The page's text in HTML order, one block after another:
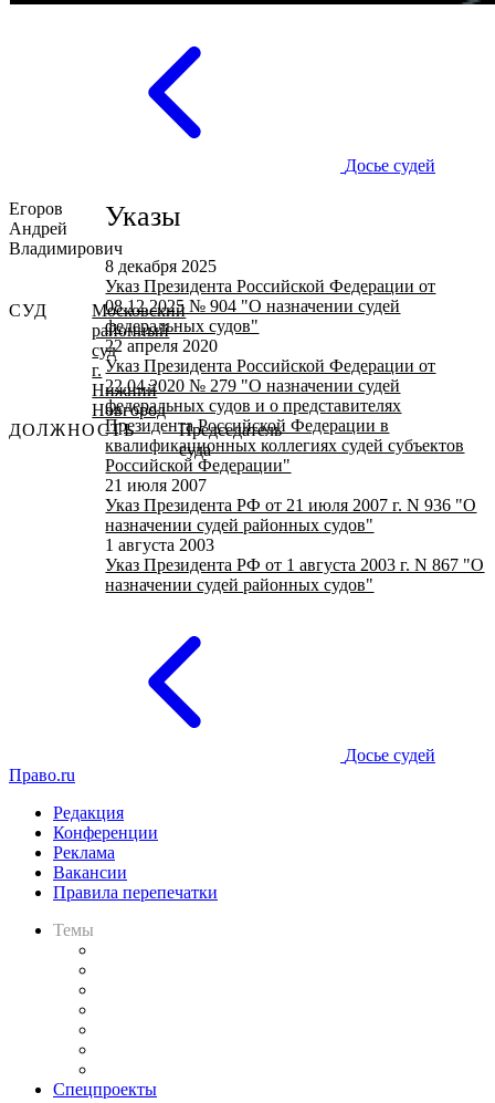
Досье судей
Егоров
Андрей
Владимирович
СУД
Московский
районный
суд
г.
Нижний
Новгород
ДОЛЖНОСТЬ
Председатель
суда
Указы
8 декабря 2025
Указ Президента Российской Федерации от
08.12.2025 № 904 "О назначении судей
федеральных судов"
22 апреля 2020
Указ Президента Российской Федерации от
22.04.2020 № 279 "О назначении судей
федеральных судов и о представителях
Президента Российской Федерации в
квалификационных коллегиях судей субъектов
Российской Федерации"
21 июля 2007
Указ Президента РФ от 21 июля 2007 г. N 936 "О
назначении судей районных судов"
1 августа 2003
Указ Президента РФ от 1 августа 2003 г. N 867 "О
назначении судей районных судов"
Досье судей
Право.ru
Редакция
Конференции
Реклама
Вакансии
Правила перепечатки
Темы
Спецпроекты